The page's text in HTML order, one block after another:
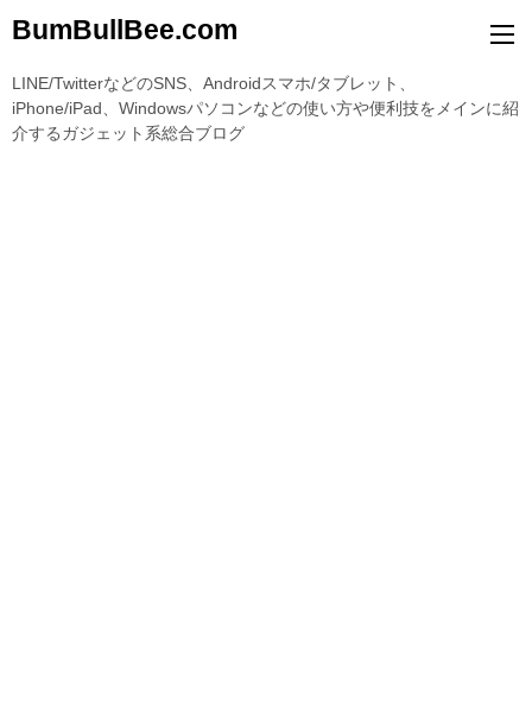
BumBullBee.com
LINE/TwitterなどのSNS、Androidスマホ/タブレット、
iPhone/iPad、Windowsパソコンなどの使い方や便利技をメインに紹
介するガジェット系総合ブログ